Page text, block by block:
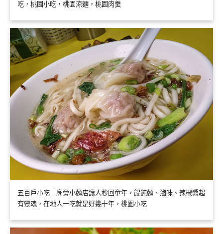
吃，桃園小吃，桃園涼麵，桃園肉羹
五百戶小吃｜廟旁小麵店讓人秒回童年，餛飩麵、滷味、辣椒醬超
有靈魂，在地人一吃就是好幾十年，桃園小吃